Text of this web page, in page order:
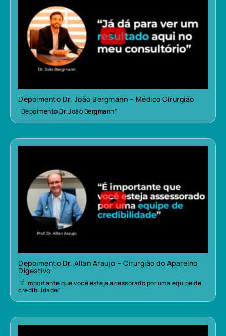
Depoimento Dr. João Bergmann – Médico Cirurgião
“Depoimento Dr. João Bergmann”
Depoimento Dr. Allan Araujo – Cirurgião do Aparelho
Digestivo
“É importante que você esteja acessorado por uma equipe de
credibilidade”